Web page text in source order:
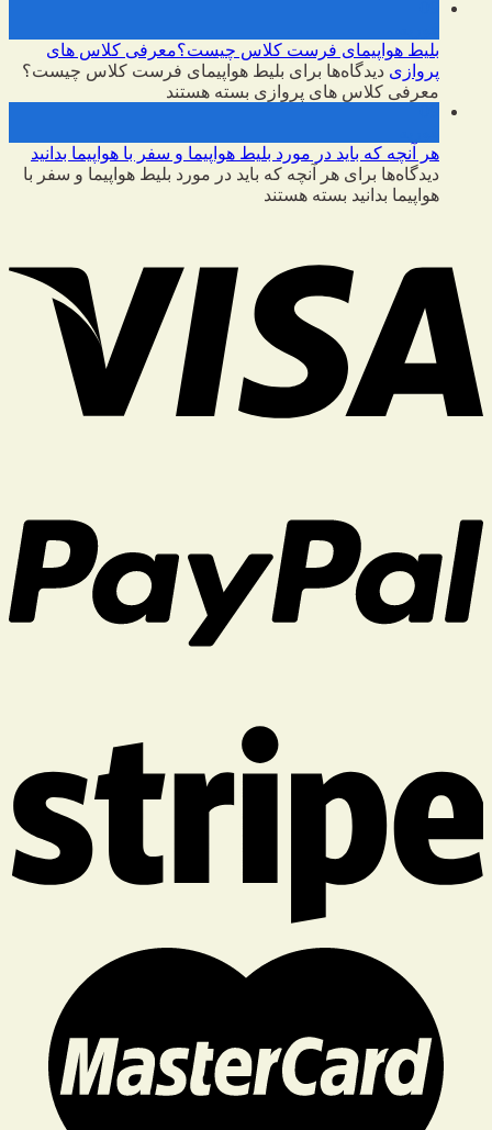
بلیط هواپیمای فرست کلاس چیست؟معرفی کلاس های
پروازی دیدگاه‌ها برای بلیط هواپیمای فرست کلاس چیست؟
معرفی کلاس های پروازی بسته هستند
هر آنچه که باید در مورد بلیط هواپیما و سفر با هواپیما بدانید
دیدگاه‌ها برای هر آنچه که باید در مورد بلیط هواپیما و سفر با
هواپیما بدانید بسته هستند